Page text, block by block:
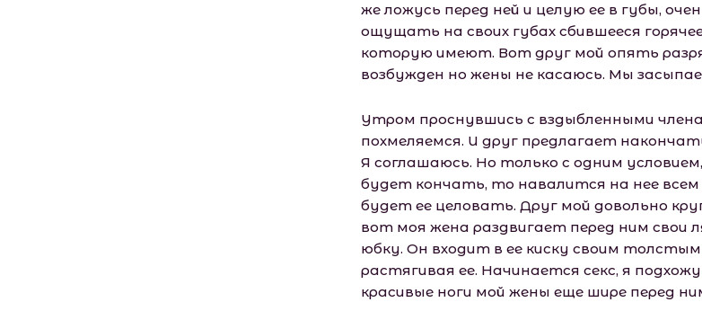
же ложусь перед ней и целую ее в губы,
ощущать на своих губах сбившееся
которую имеют. Вот друг мой опять
возбужден но жены не касаюсь. Мы
Утром проснувшись с вздыбленными
похмеляемся. И друг предлагает
Я соглашаюсь. Но только с одним
будет кончать, то навалится на нее всем
будет ее целовать. Друг мой довольно
вот моя жена раздвигает перед ним свои
юбку. Он входит в ее киску своим
растягивая ее. Начинается секс, я
красивые ноги мой жены еще шире перед